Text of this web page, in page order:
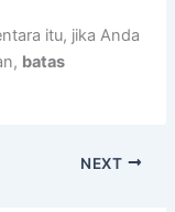
itu, jika Anda
batas
NEXT